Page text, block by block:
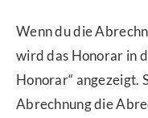
Wenn du die
wird das Honorar in
Honorar“ angezeigt.
Abrechnung die